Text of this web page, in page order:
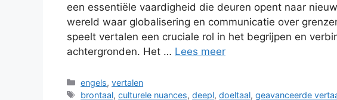
een essentiële vaardigheid die deuren opent naar
wereld waar globalisering en communicatie over
speelt vertalen een cruciale rol in het begrijpen en
achtergronden. Het … Lees meer
Categorieën
engels,vertalen
Tags
brontaal,culturele nuances,deepl,doeltaal,geavanceerde